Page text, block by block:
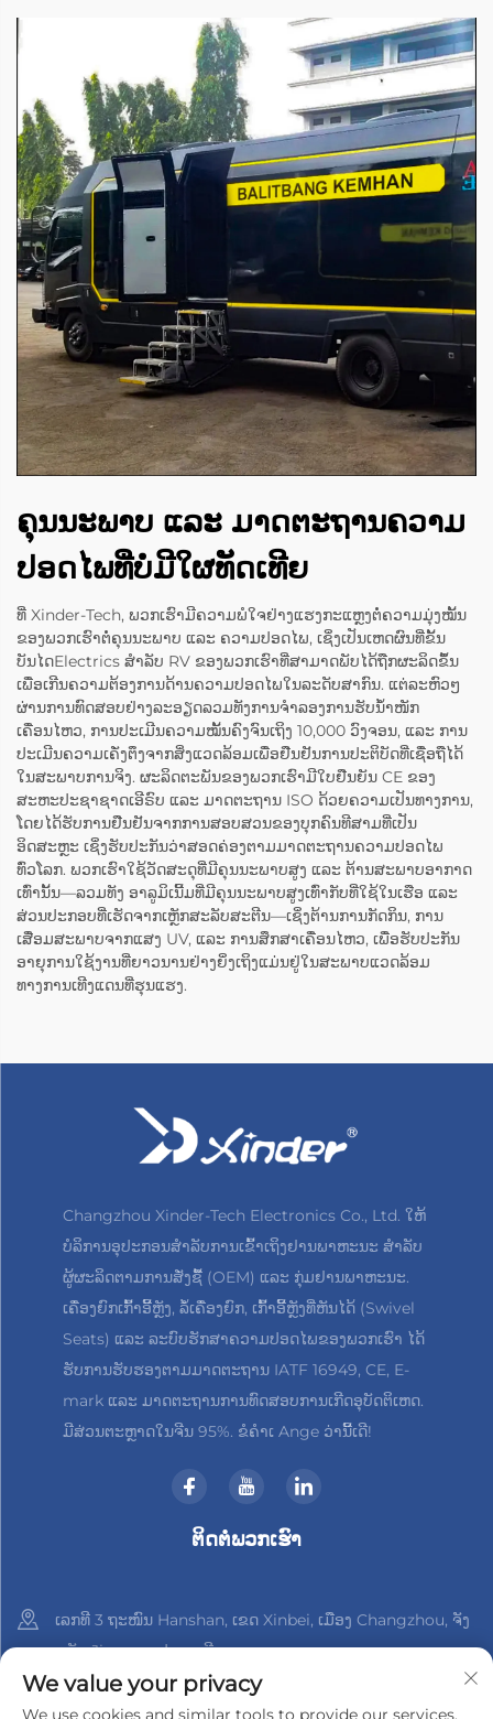
ຄຸນນະພາບ ແລະ ມາດຕະຖານຄວາມ
ປອດໄພທີ່ບໍ່ມີໃຜທັດເທີຍ
ທີ່ Xinder-Tech, ພວກເຮົາມີຄວາມພໍໃຈຢ່າງແຮງກະແຫຼງຕໍ່ຄວາມມຸ່ງໝັ້ນ
ຂອງພວກເຮົາຕໍ່ຄຸນນະພາບ ແລະ ຄວາມປອດໄພ, ເຊິ່ງເປັນເຫດຜົນທີ່ຂັ້ນ
ບັນໄດElectrics ສຳລັບ RV ຂອງພວກເຮົາທີ່ສາມາດພັບໄດ້ຖືກຜະລິດຂຶ້ນ
ເພື່ອເກີນຄວາມຕ້ອງການດ້ານຄວາມປອດໄພໃນລະດັບສາກົນ. ແຕ່ລະຫົວໆ
ຜ່ານການທົດສອບຢ່າງລະອຽດລວມທັງການຈຳລອງການຮັບນ້ຳໜັກ
ເຄື່ອນໄຫວ, ການປະເມີນຄວາມໝັ້ນຄົງຈົນເຖິງ 10,000 ວົງຈອນ, ແລະ ການ
ປະເມີນຄວາມເຄັ່ງຕຶງຈາກສິ່ງແວດລ້ອມເພື່ອຢືນຢັນການປະຕິບັດທີ່ເຊື່ອຖືໄດ້
ໃນສະພາບການຈິງ. ຜະລິດຕະພັນຂອງພວກເຮົາມີໃບຢືນຍັນ CE ຂອງ
ສະຫະປະຊາຊາດເອີຣົບ ແລະ ມາດຕະຖານ ISO ດ້ວຍຄວາມເປັນທາງການ,
ໂດຍໄດ້ຮັບການຢືນຢັນຈາກການສອບສວນຂອງບຸກຄົນທີສາມທີ່ເປັນ
ອິດສະຫຼະ ເຊິ່ງຮັບປະກັນວ່າສອດຄ່ອງຕາມມາດຕະຖານຄວາມປອດໄພ
ທົ່ວໂລກ. ພວກເຮົາໃຊ້ວັດສະດຸທີ່ມີຄຸນນະພາບສູງ ແລະ ຕ້ານສະພາບອາກາດ
ເທົ່ານັ້ນ—ລວມທັງ ອາລູມິເນີ້ມທີ່ມີຄຸນນະພາບສູງເທົ່າກັບທີ່ໃຊ້ໃນເຮືອ ແລະ
ສ່ວນປະກອບທີ່ເຮັດຈາກເຫຼັກສະລັບສະຕີນ—ເຊິ່ງຕ້ານການກັດກິນ, ການ
ເສື່ອມສະພາບຈາກແສງ UV, ແລະ ການສຶກສາເຄື່ອນໄຫວ, ເພື່ອຮັບປະກັນ
ອາຍຸການໃຊ້ງານທີ່ຍາວນານຢ່າງຍິ່ງເຖິງແມ່ນຢູ່ໃນສະພາບແວດລ້ອມ
ທາງການເທີງແດນທີ່ຮຸນແຮງ.
Changzhou Xinder-Tech Electronics Co., Ltd. ໃຫ້
ບໍລິການອຸປະກອນສຳລັບການເຂົ້າເຖິງຢານພາຫະນະ ສຳລັບ
ຜູ້ຜະລິດຕາມການສັ່ງຊື້ (OEM) ແລະ ກຸ່ມຢານພາຫະນະ.
ເຄື່ອງຍົກເກົ້າອີ້ຫຼັງ, ລໍ້ເຄື່ອງຍົກ, ເກົ້າອີ້ຫຼັງທີ່ຫັນໄດ້ (Swivel
Seats) ແລະ ລະບົບຮັກສາຄວາມປອດໄພຂອງພວກເຮົາ ໄດ້
ຮັບການຮັບຮອງຕາມມາດຕະຖານ IATF 16949, CE, E-
mark ແລະ ມາດຕະຖານການທົດສອບການເກີດອຸບັດຕິເຫດ.
ມີສ່ວນຕະຫຼາດໃນຈີນ 95%. ຂໍຄຳເ Ange ວ່ານີ້ເດີ!
ຕິດຕໍ່ພວກເຮົາ
ເລກທີ 3 ຖະໜົນ Hanshan, ເຂດ Xinbei, ເມືອງ Changzhou, ຈັງ
ຫວັດ Jiangsu, ປະເທດຈີນ
+86-18961288218
We value your privacy
We use cookies and similar tools to provide our services.